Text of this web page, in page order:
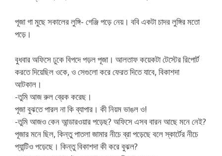
পূজা গা মুছে সকালের লুঙ্গি- গেঞ্জি পড়ে নেয়। ববি একটা চাদর লুঙ্গির মতো
পড়ে।
বুধবার অফিসে ঢুকে বিপদে পড়ল পূজা। আলতাফ কয়েকটা টেস্টের রিপোর্ট
করতে দিয়েছিল ওকে, ও সেগুলো করে ফেরত দিতে যাবে, বিকাশদা
আটকাল।
-তুমি আজ রুল ব্রেক করেছ।
পূজা বুঝতে পারল না কি ব্যাপার। কী নিয়ম ভাঙল ও!
-তুমি আজও কেন আন্ডারওয়ার পড়েছ? অফিসে এসব বারন আছে মনে নেই?
পূজার মনে ছিল, কিন্তু পাতলা জামার নীচে ব্রা পড়েছে বলে স্কার্টের নীচে
প্যান্টিও পড়েছে। কিন্তু বিকাশদা কী করে বুঝল?